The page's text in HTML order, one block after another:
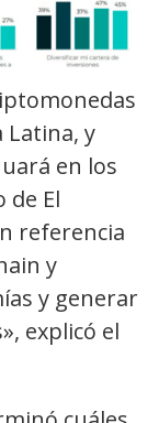
Latina, y
en los
de El
referencia
y
y generar
explicó el